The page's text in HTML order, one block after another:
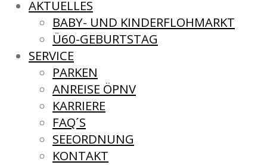
AKTUELLES
BABY- UND KINDERFLOHMARKT
Ü60-GEBURTSTAG
SERVICE
PARKEN
ANREISE ÖPNV
KARRIERE
FAQ´S
SEEORDNUNG
KONTAKT